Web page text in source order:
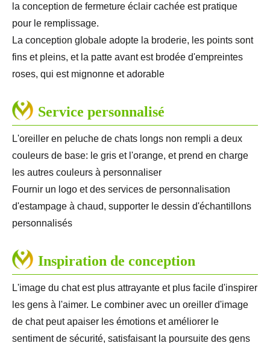
la conception de fermeture éclair cachée est pratique
pour le remplissage.
La conception globale adopte la broderie, les points sont
fins et pleins, et la patte avant est brodée d'empreintes
roses, qui est mignonne et adorable
Service personnalisé
L'oreiller en peluche de chats longs non rempli a deux
couleurs de base: le gris et l'orange, et prend en charge
les autres couleurs à personnaliser
Fournir un logo et des services de personnalisation
d'estampage à chaud, supporter le dessin d'échantillons
personnalisés
Inspiration de conception
L'image du chat est plus attrayante et plus facile d'inspirer
les gens à l'aimer. Le combiner avec un oreiller d'image
de chat peut apaiser les émotions et améliorer le
sentiment de sécurité, satisfaisant la poursuite des gens